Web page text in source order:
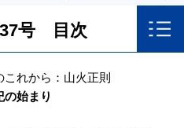
号 目次
れから：山火正則
始まり